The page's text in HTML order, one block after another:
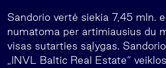
Sandorio vertė siekia 7,45 mln.
numatoma per artimiausius du
visas sutarties sąlygas.
„INVL Baltic Real Estate“